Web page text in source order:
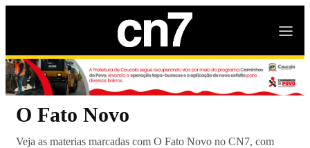
O Fato Novo
Veja as materias marcadas com O Fato Novo no CN7, com